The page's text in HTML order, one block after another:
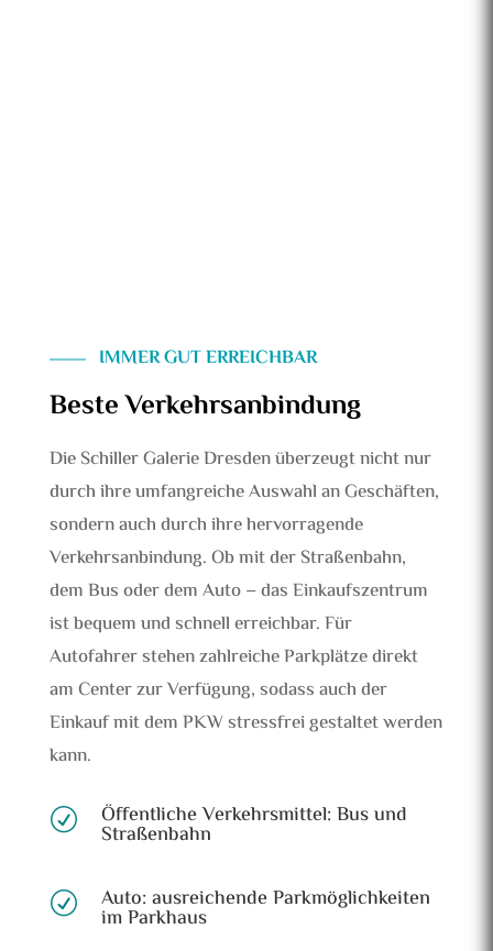
IMMER GUT ERREICHBAR
Beste Verkehrsanbindung
Die Schiller Galerie Dresden überzeugt nicht nur
durch ihre umfangreiche Auswahl an Geschäften,
sondern auch durch ihre hervorragende
Verkehrsanbindung. Ob mit der Straßenbahn,
dem Bus oder dem Auto – das Einkaufszentrum
ist bequem und schnell erreichbar. Für
Autofahrer stehen zahlreiche Parkplätze direkt
am Center zur Verfügung, sodass auch der
Einkauf mit dem PKW stressfrei gestaltet werden
kann.
R Öffentliche Verkehrsmittel: Bus und
Straßenbahn
R Auto: ausreichende Parkmöglichkeiten
im Parkhaus